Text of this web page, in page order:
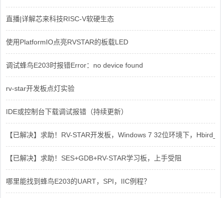
直播|详解芯来科技RISC-V软硬生态
使用PlatformIO点亮RVSTAR的板载LED
调试蜂鸟E203时报错Error：no device found
rv-star开发板点灯实验
IDE或控制台下载调试报错（持续更新）
【已解决】求助！RV-STAR开发板，Windows 7 32位环境下，
【已解决】求助！SES+GDB+RV-STAR学习板，上手受阻
哪里能找到蜂鸟E203的UART，SPI，IIC例程？